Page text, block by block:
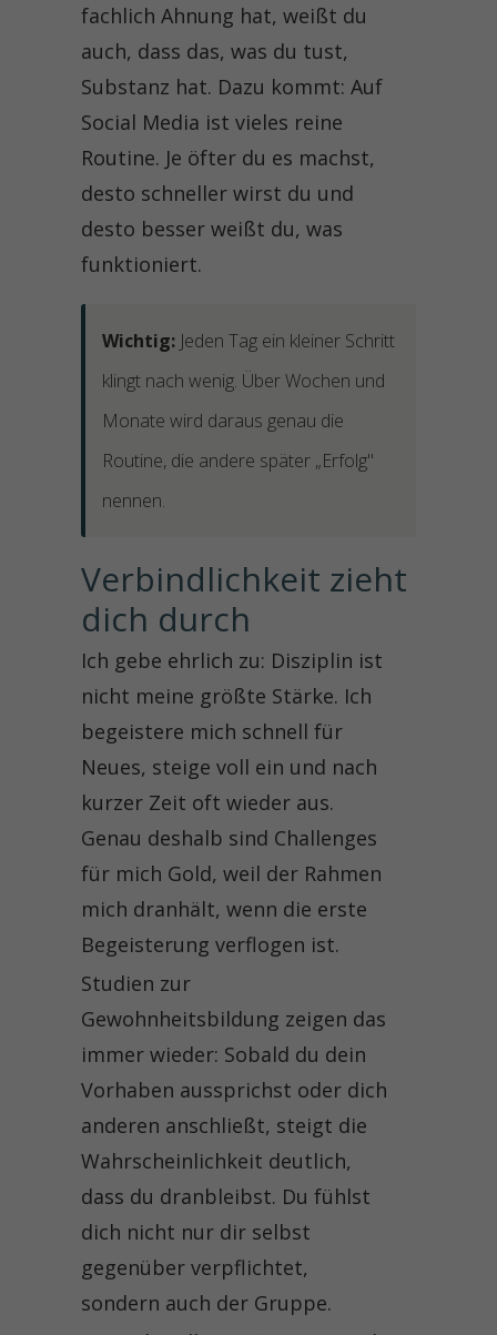
fachlich Ahnung hat, weißt du
auch, dass das, was du tust,
Substanz hat. Dazu kommt: Auf
Social Media ist vieles reine
Routine. Je öfter du es machst,
desto schneller wirst du und
desto besser weißt du, was
funktioniert.
Wichtig: Jeden Tag ein kleiner Schritt
klingt nach wenig. Über Wochen und
Monate wird daraus genau die
Routine, die andere später „Erfolg"
nennen.
Verbindlichkeit zieht
dich durch
Ich gebe ehrlich zu: Disziplin ist
nicht meine größte Stärke. Ich
begeistere mich schnell für
Neues, steige voll ein und nach
kurzer Zeit oft wieder aus.
Genau deshalb sind Challenges
für mich Gold, weil der Rahmen
mich dranhält, wenn die erste
Begeisterung verflogen ist.
Studien zur
Gewohnheitsbildung zeigen das
immer wieder: Sobald du dein
Vorhaben aussprichst oder dich
anderen anschließt, steigt die
Wahrscheinlichkeit deutlich,
dass du dranbleibst. Du fühlst
dich nicht nur dir selbst
gegenüber verpflichtet,
sondern auch der Gruppe.